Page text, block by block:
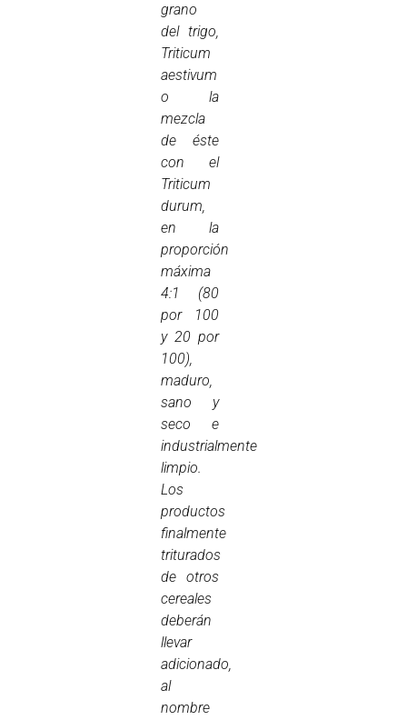
grano
del trigo,
Triticum
aestivum
o la
mezcla
de éste
con el
Triticum
durum,
en la
proporción
máxima
4:1 (80
por 100
y 20 por
100),
maduro,
sano y
seco e
industrialmente
limpio.
Los
productos
finalmente
triturados
de otros
cereales
deberán
llevar
adicionado,
al
nombre